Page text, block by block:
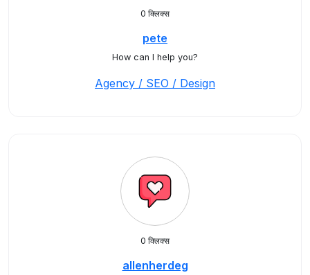
0 क्लिक्स
pete
How can I help you?
Agency / SEO / Design
0 क्लिक्स
allenherdeg